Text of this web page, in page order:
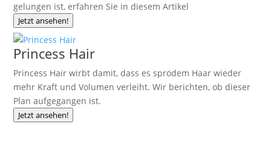
gelungen ist, erfahren Sie in diesem Artikel
Jetzt ansehen!
Princess Hair
Princess Hair wirbt damit, dass es sprödem Haar wieder
mehr Kraft und Volumen verleiht. Wir berichten, ob dieser
Plan aufgegangen ist.
Jetzt ansehen!